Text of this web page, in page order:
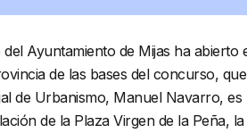
Ayuntamiento de Mijas ha
de las bases del concurso,
de Urbanismo, Manuel Navarro,
de la Plaza Virgen de la Peña,